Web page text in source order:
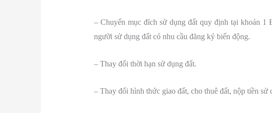
– Chuyển mục đích sử dụng đất quy định tại khoản
người sử dụng đất có nhu cầu đăng ký biến động.
– Thay đổi thời hạn sử dụng đất.
– Thay đổi hình thức giao đất, cho thuê đất, nộp tiền